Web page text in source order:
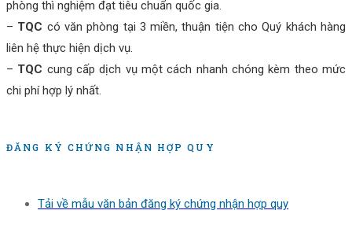
phòng thì nghiệm đạt tiêu chuẩn quốc gia.
– TQC có văn phòng tại 3 miền, thuận tiện cho Quý khách hàng
liên hệ thực hiện dịch vụ.
– TQC cung cấp dịch vụ một cách nhanh chóng kèm theo mức
chi phí hợp lý nhất.
ĐĂNG KÝ CHỨNG NHẬN HỢP QUY
Tải về mẫu văn bản đăng ký chứng nhận hợp quy